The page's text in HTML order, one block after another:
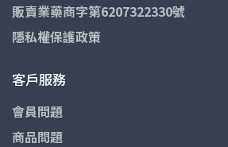
販賣業藥商字第6207322330號
隱私權保護政策
客戶服務
會員問題
商品問題